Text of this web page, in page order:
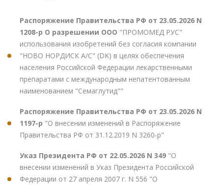
Распоряжение Правительства РФ от 23.05.2026 N
1208-р О разрешении ООО "ПРОМОМЕД РУС"
использования изобретений без согласия компании
"НОВО НОРДИСК А/С" (DK) в целях обеспечения
населения Российской Федерации лекарственными
препаратами с международным непатентованным
наименованием "Семаглутид""
Распоряжение Правительства РФ от 23.05.2026 N
1197-р "О внесении изменений в Распоряжение
Правительства РФ от 31.12.2019 N 3260-р"
Указ Президента РФ от 22.05.2026 N 349 "О
внесении изменений в Указ Президента Российской
Федерации от 27 апреля 2007 г. N 556 "О